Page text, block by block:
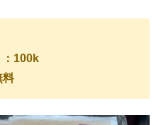
100k
料